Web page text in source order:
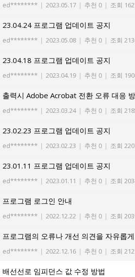
ed******** | 2023.05.17 | 추천 0 | 조회
23.04.24 프로그램 업데이트 공지
ed******** | 2023.05.08 | 추천 0 | 조회
23.04.18 프로그램 업데이트 공지
ed******** | 2023.04.19 | 추천 0 | 조회
출력시 Adobe Acrobat 전환 오류 대응
ed******** | 2023.03.24 | 추천 0 | 조회
23.02.23 프로그램 업데이트 공지
ed******** | 2023.02.23 | 추천 0 | 조회
23.01.11 프로그램 업데이트 공지
ed******** | 2023.01.11 | 추천 0 | 조회
프로그램 로그인 안내
ed******** | 2022.12.22 | 추천 0 | 조회
프로그램의 오류나 개선 의견을 자유롭
ed******** | 2022.12.16 | 추천 0 | 조회
배선선로 임피던스 값 수정 방법